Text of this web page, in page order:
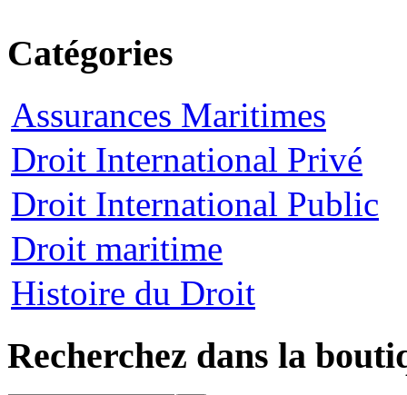
Catégories
Assurances Maritimes
Droit International Privé
Droit International Public
Droit maritime
Histoire du Droit
Recherchez dans la